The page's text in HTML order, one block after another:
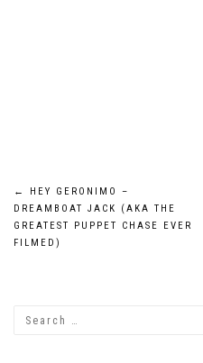
Post
navigation
←
HEY GERONIMO –
DREAMBOAT JACK (AKA THE
GREATEST PUPPET CHASE EVER
FILMED)